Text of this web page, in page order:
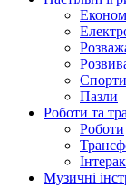
Пазли
Роботи та
Роботи
Музичні